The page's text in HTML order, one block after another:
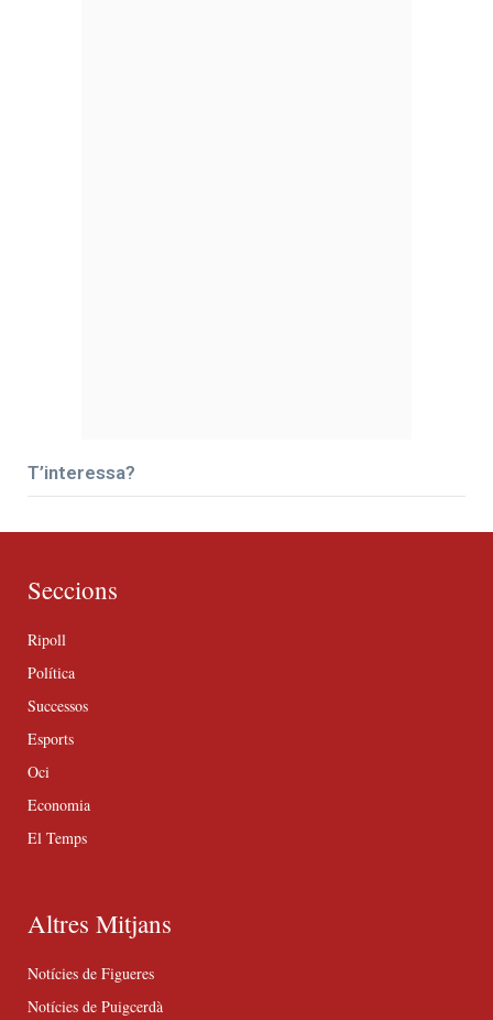
T’interessa?
Seccions
Ripoll
Política
Successos
Esports
Oci
Economia
El Temps
Altres Mitjans
Notícies de Figueres
Notícies de Puigcerdà